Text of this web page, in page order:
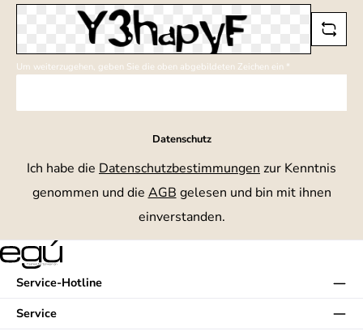
Um weiterzugehen, geben Sie die oben abgebildeten Zeichen ein *
Datenschutz
Ich habe die Datenschutzbestimmungen zur Kenntnis
genommen und die AGB gelesen und bin mit ihnen
einverstanden.
Service-Hotline
Service